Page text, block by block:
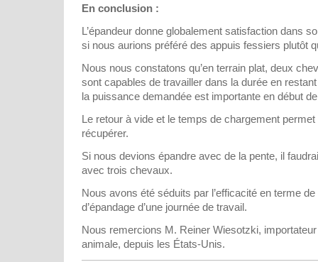
En conclusion :
L’épandeur donne globalement satisfaction dans
si nous aurions préféré des appuis fessiers plutôt
Nous nous constatons qu’en terrain plat, deux
sont capables de travailler dans la durée en
la puissance demandée est importante en début
Le retour à vide et le temps de chargement
récupérer.
Si nous devions épandre avec de la pente, il
avec trois chevaux.
Nous avons été séduits par l’efficacité en terme
d’épandage d’une journée de travail.
Nous remercions M. Reiner Wiesotzki,
animale, depuis les États-Unis.